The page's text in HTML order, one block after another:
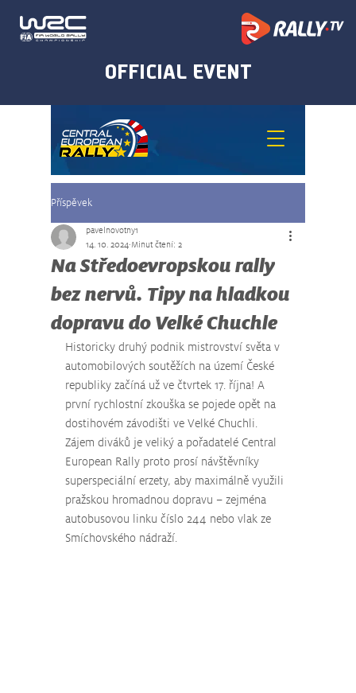
Příspěvek
Na Středoevropskou rally
bez nervů. Tipy na hladkou
dopravu do Velké Chuchle
pavelnovotny1
14. 10. 2024 Minut čtení: 2
Historicky druhý podnik mistrovství světa v
automobilových soutěžích na území České
republiky začíná už ve čtvrtek 17. října! A
první rychlostní zkouška se pojede opět na
dostihovém závodišti ve Velké Chuchli.
Zájem diváků je veliký a pořadatelé Central
European Rally proto prosí návštěvníky
superspeciální erzety, aby maximálně využili
pražskou hromadnou dopravu – zejména
autobusovou linku číslo 244 nebo vlak ze
Smíchovského nádraží.